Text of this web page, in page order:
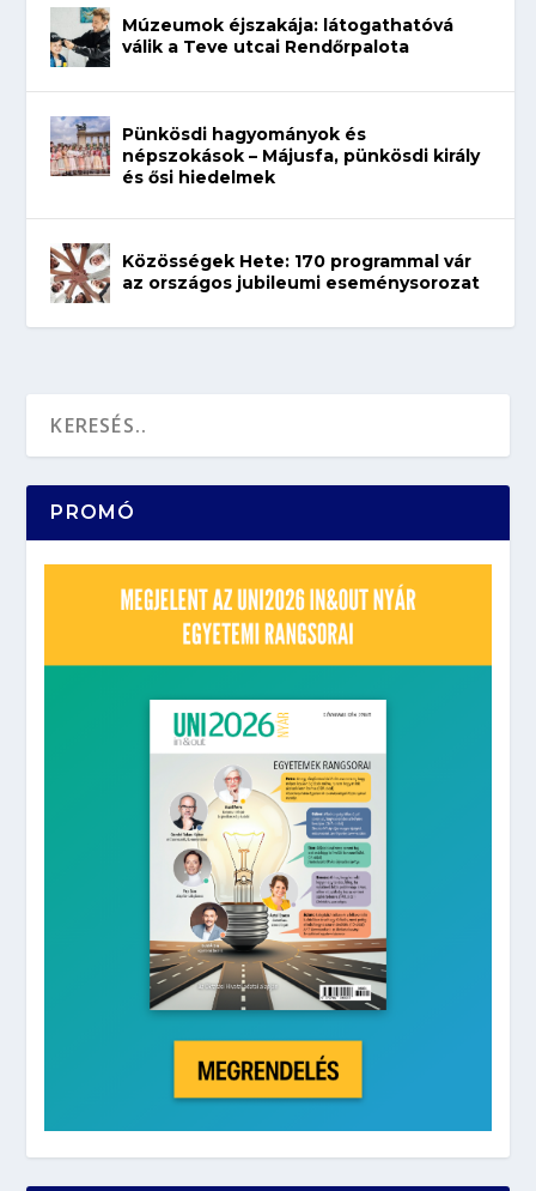
Múzeumok éjszakája: látogathatóvá
válik a Teve utcai Rendőrpalota
Pünkösdi hagyományok és
népszokások – Májusfa, pünkösdi király
és ősi hiedelmek
Közösségek Hete: 170 programmal vár
az országos jubileumi eseménysorozat
PROMÓ